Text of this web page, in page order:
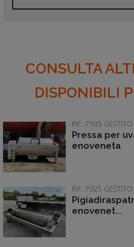
CONSULTA
DISPONIBILI
RIF.:7935 GESTITO
Pressa per
enoveneta
RIF.:7925 GESTITO
enovenet...